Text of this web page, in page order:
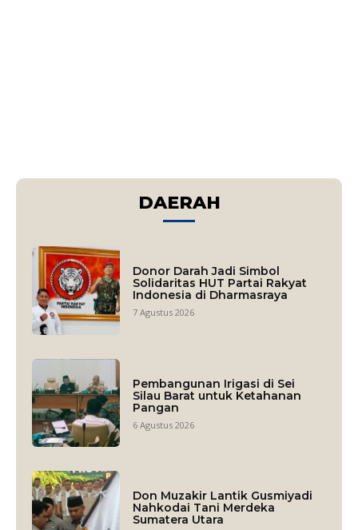
DAERAH
Donor Darah Jadi Simbol
Solidaritas HUT Partai Rakyat
Indonesia di Dharmasraya
7 Agustus 2026
Pembangunan Irigasi di Sei
Silau Barat untuk Ketahanan
Pangan
6 Agustus 2026
Don Muzakir Lantik Gusmiyadi
Nahkodai Tani Merdeka
Sumatera Utara